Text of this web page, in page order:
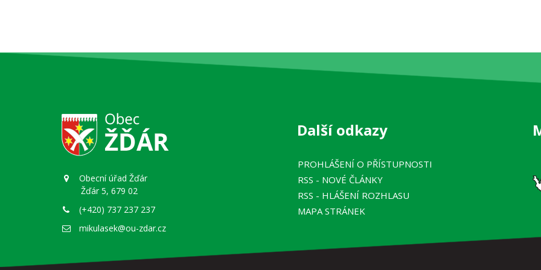
Obecní úřad Žďár
Žďár 5, 679 02
(+420) 737 237 237
mikulasek@ou-zdar.cz
Další odkazy
PROHLÁŠENÍ O PŘÍSTUPNOSTI
RSS - NOVÉ ČLÁNKY
RSS - HLÁŠENÍ ROZHLASU
MAPA STRÁNEK